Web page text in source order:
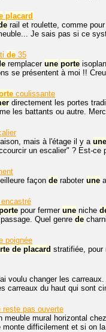
placard
rail et roulette, comme pour
Je sais pas si ce
de 35
remplacer une porte
se présentent à moi !!
coulissante
directement les portes
les battants ou autre.
mais à l'étage il y a une
un escalier" ? Est-ce
façon de raboter une
encastré
pour fermer une niche
passage. Quel genre de
poignée
de placard stratifiée, pour
voulu changer les
carreaux du haut qui sont
reste pas ouverte
meuble mural horizontal
monte difficilement et si on